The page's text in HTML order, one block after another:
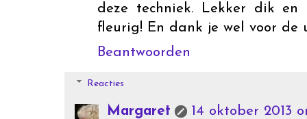
deze techniek. Lekker dik en
fleurig! En dank je wel voor de
Beantwoorden
Reacties
Margaret
14 oktober 2013